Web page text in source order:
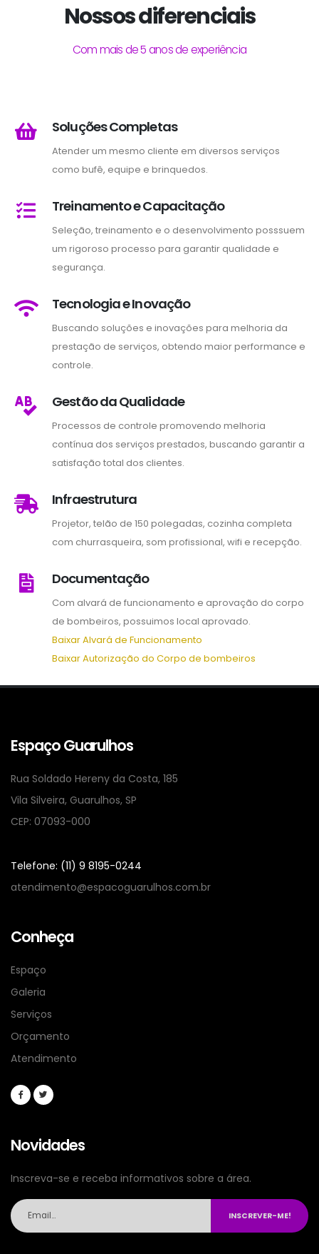
Nossos diferenciais
Com mais de 5 anos de experiência
Soluções Completas
Atender um mesmo cliente em diversos serviços
como bufê, equipe e brinquedos.
Treinamento e Capacitação
Seleção, treinamento e o desenvolvimento posssuem
um rigoroso processo para garantir qualidade e
segurança.
Tecnologia e Inovação
Buscando soluções e inovações para melhoria da
prestação de serviços, obtendo maior performance e
controle.
Gestão da Qualidade
Processos de controle promovendo melhoria
contínua dos serviços prestados, buscando garantir a
satisfação total dos clientes.
Infraestrutura
Projetor, telão de 150 polegadas, cozinha completa
com churrasqueira, som profissional, wifi e recepção.
Documentação
Com alvará de funcionamento e aprovação do corpo
de bombeiros, possuimos local aprovado.
Baixar Alvará de Funcionamento
Baixar Autorização do Corpo de bombeiros
Espaço Guarulhos
Rua Soldado Hereny da Costa, 185
Vila Silveira, Guarulhos, SP
CEP: 07093-000
Telefone: (11) 9 8195-0244
atendimento@espacoguarulhos.com.br
Conheça
Espaço
Galeria
Serviços
Orçamento
Atendimento
Novidades
Inscreva-se e receba informativos sobre a área.
INSCREVER-ME!